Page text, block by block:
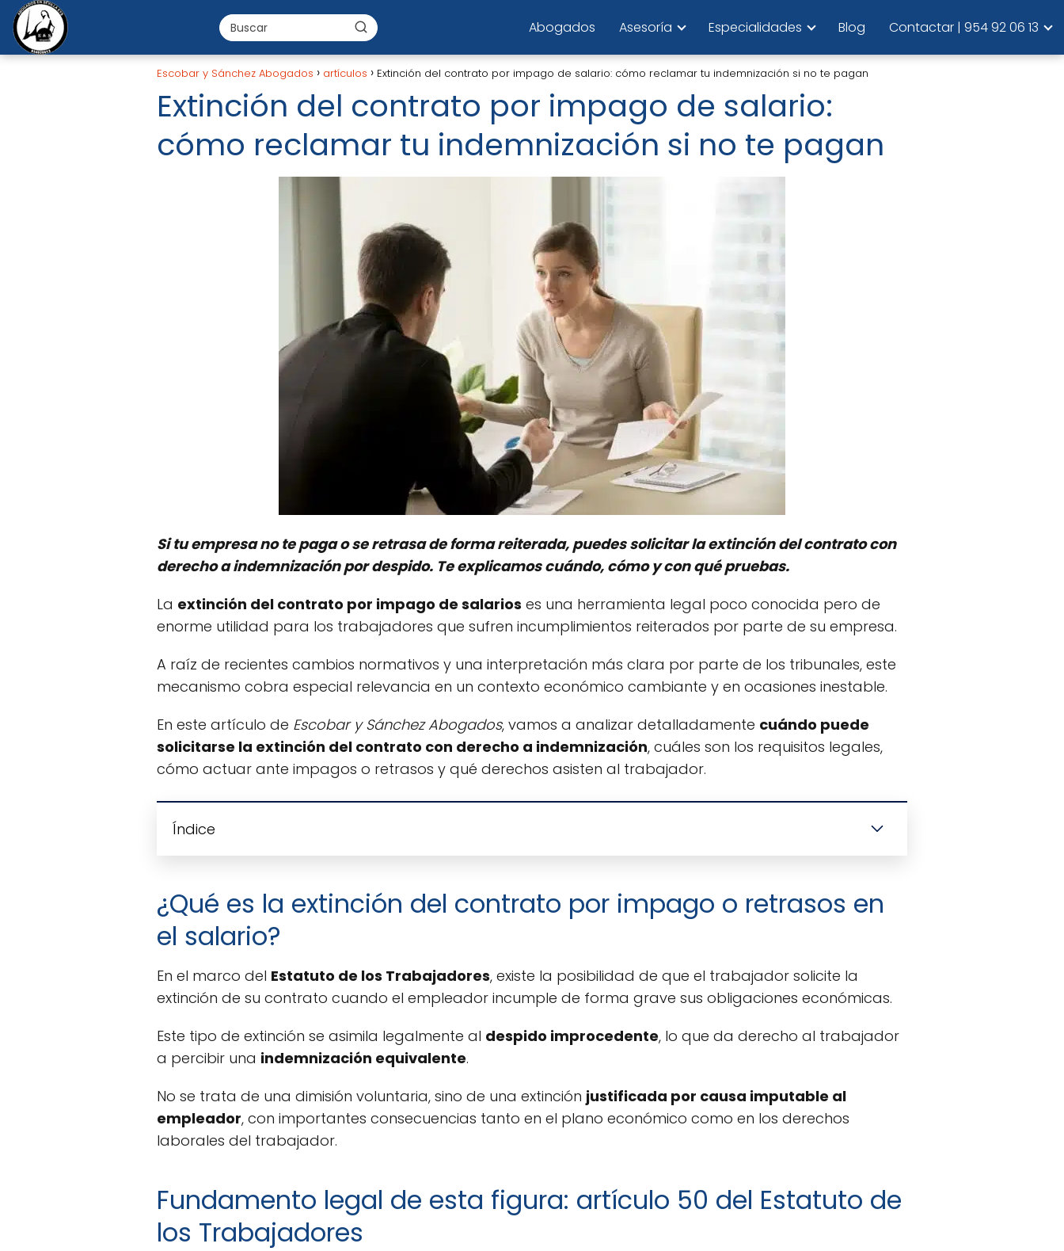
Abogados Asesoría Especialidades Blog Contactar | 954 92 06 13
Escobar y Sánchez Abogados artículos Extinción del contrato por impago de salario: cómo reclamar tu indemnización si no te pagan
Extinción del contrato por impago de salario:
cómo reclamar tu indemnización si no te pagan
Si tu empresa no te paga o se retrasa de forma reiterada, puedes solicitar la extinción del contrato con
derecho a indemnización por despido. Te explicamos cuándo, cómo y con qué pruebas.
La extinción del contrato por impago de salarios es una herramienta legal poco conocida pero de
enorme utilidad para los trabajadores que sufren incumplimientos reiterados por parte de su empresa.
A raíz de recientes cambios normativos y una interpretación más clara por parte de los tribunales, este
mecanismo cobra especial relevancia en un contexto económico cambiante y en ocasiones inestable.
En este artículo de Escobar y Sánchez Abogados, vamos a analizar detalladamente cuándo puede
solicitarse la extinción del contrato con derecho a indemnización, cuáles son los requisitos legales,
cómo actuar ante impagos o retrasos y qué derechos asisten al trabajador.
Índice
¿Qué es la extinción del contrato por impago o retrasos en
el salario?
En el marco del Estatuto de los Trabajadores, existe la posibilidad de que el trabajador solicite la
extinción de su contrato cuando el empleador incumple de forma grave sus obligaciones económicas.
Este tipo de extinción se asimila legalmente al despido improcedente, lo que da derecho al trabajador
a percibir una indemnización equivalente.
No se trata de una dimisión voluntaria, sino de una extinción justificada por causa imputable al
empleador, con importantes consecuencias tanto en el plano económico como en los derechos
laborales del trabajador.
Fundamento legal de esta figura: artículo 50 del Estatuto de
los Trabajadores